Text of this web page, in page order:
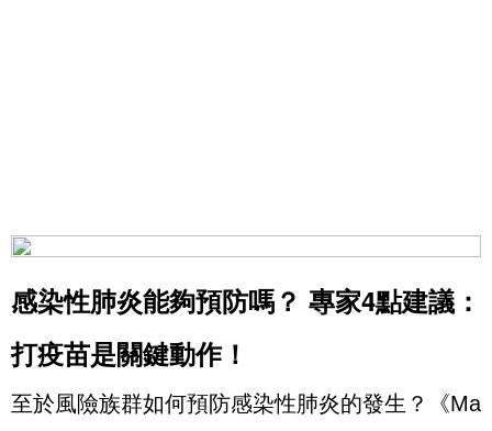
感染性肺炎能夠預防嗎？ 專家4點建議：
打疫苗是關鍵動作！
至於風險族群如何預防感染性肺炎的發生？《Ma